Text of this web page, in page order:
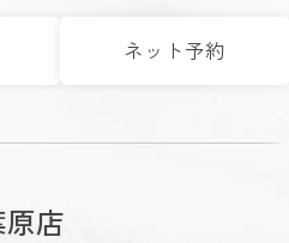
ネット予約
原店